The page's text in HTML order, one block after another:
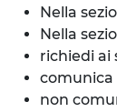
Nella
Nella
richiedi
comunica
non